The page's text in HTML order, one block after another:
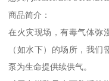
商品简介：
在火灾现场，有毒气体弥
（如水下）的场所，我
泵为生命提供续供气。